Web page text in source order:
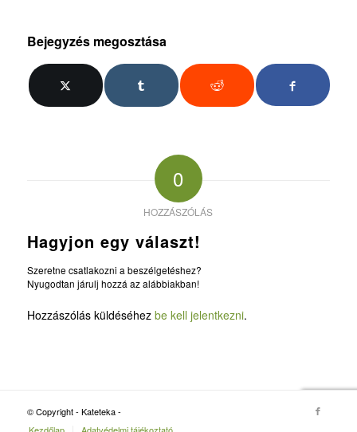
Bejegyzés megosztása
0
HOZZÁSZÓLÁS
Hagyjon egy választ!
Szeretne csatlakozni a beszélgetéshez?
Nyugodtan járulj hozzá az alábbiakban!
Hozzászólás küldéséhez be kell jelentkezni.
© Copyright - Kateteka -
Kezdőlap
Adatvédelmi tájékoztató